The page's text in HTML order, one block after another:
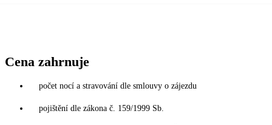
Cena zahrnuje
počet nocí a stravování dle smlouvy o zájezdu
pojištění dle zákona č. 159/1999 Sb.